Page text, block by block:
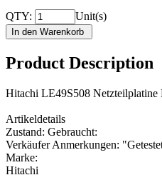
QTY: Unit(s)
Product Description
Hitachi LE49S508
Artikeldetails
Zustand: Gebraucht:
Verkäufer Anmerkungen:
Marke:
Hitachi